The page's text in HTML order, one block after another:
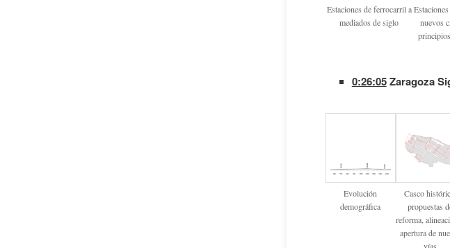
Estaciones de ferrocarril a
mediados de siglo
nuevos
0:26:05Zaragoza
Evolución
demográfica
Casco
propuestas
reforma,
apertura de